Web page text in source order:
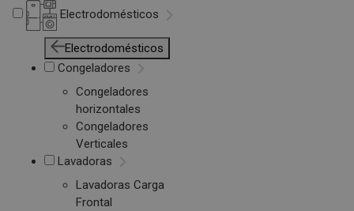
Electrodomésticos
Electrodomésticos
Congeladores
Congeladores
horizontales
Congeladores
Verticales
Lavadoras
Lavadoras Carga
Frontal